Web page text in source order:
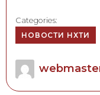
Categories:
НОВОСТИ НХТИ
Author